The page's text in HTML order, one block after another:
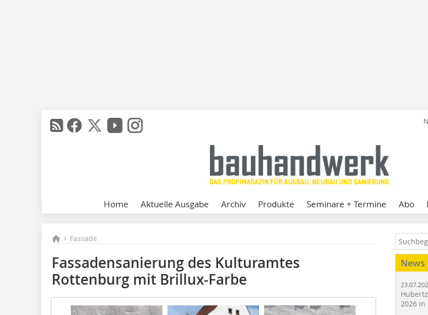
Home Aktuelle Ausgabe Archiv Produkte Seminare + Termine Abo
Fassade
Fassadensanierung des Kulturamtes
Rottenburg mit Brillux-Farbe
News
2026 in